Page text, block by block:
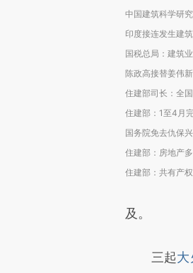
中国建筑科学研
印度接连发生建
国税总局：建筑
陈政高接替姜伟
住建部司长：全
住建部：1至4月
国务院免去仇保
住建部：房地产
住建部：共有产
及。
三起大